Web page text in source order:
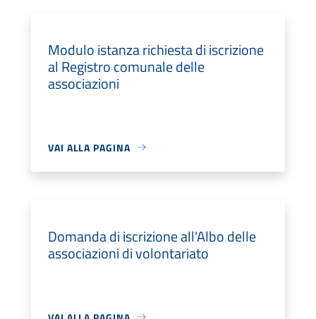
Modulo istanza richiesta di iscrizione
al Registro comunale delle
associazioni
VAI ALLA PAGINA
Domanda di iscrizione all'Albo delle
associazioni di volontariato